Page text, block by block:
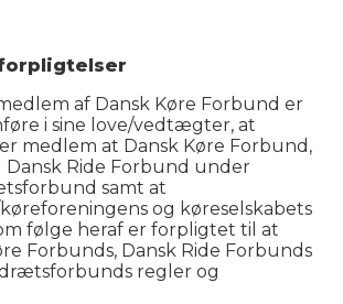
af Dansk Køre Forbund er
i sine love/vedtægter, at
medlem at Dansk Køre Forbund,
Dansk Ride Forbund under
samt at
og køreselskabets
følge heraf er forpligtet til at
Forbunds, Dansk Ride Forbunds
regler og